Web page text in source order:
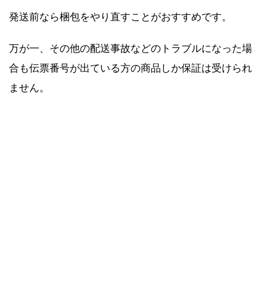
発送前なら梱包をやり直すことがおすすめです。
万が一、その他の配送事故などのトラブルになった場
合も伝票番号が出ている方の商品しか保証は受けられ
ません。